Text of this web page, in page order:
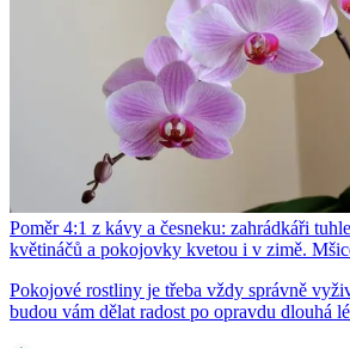
Poměr 4:1 z kávy a česneku: zahrádkáři
květináčů a pokojovky kvetou i v zimě.
Pokojové rostliny je třeba vždy správně
budou vám dělat radost po opravdu dlouhá